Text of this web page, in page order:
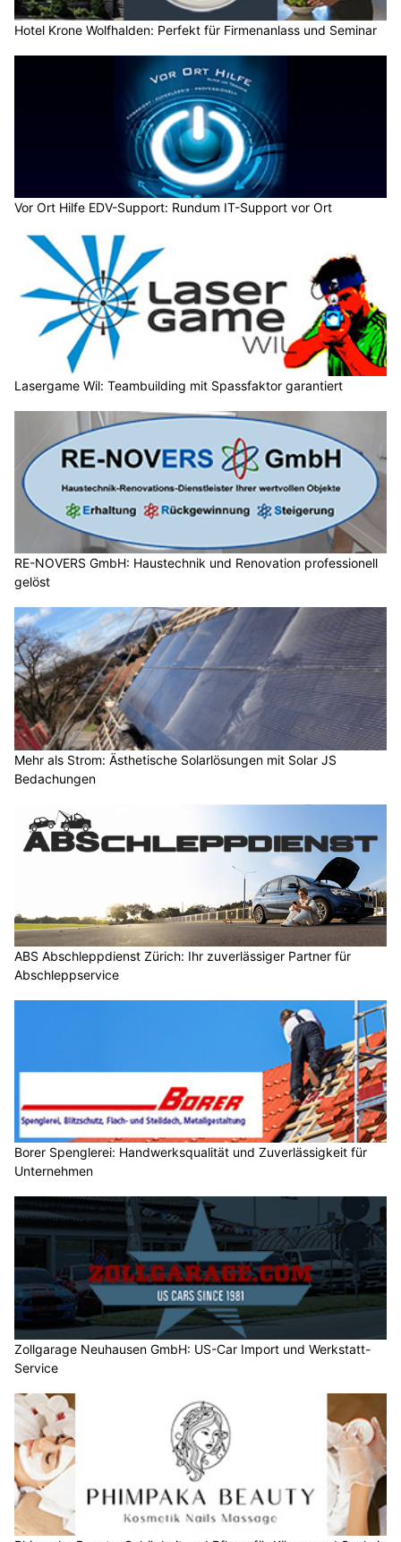
Hotel Krone Wolfhalden: Perfekt für Firmenanlass und Seminar
Vor Ort Hilfe EDV-Support: Rundum IT-Support vor Ort
Lasergame Wil: Teambuilding mit Spassfaktor garantiert
RE-NOVERS GmbH: Haustechnik und Renovation professionell
gelöst
Mehr als Strom: Ästhetische Solarlösungen mit Solar JS
Bedachungen
ABS Abschleppdienst Zürich: Ihr zuverlässiger Partner für
Abschleppservice
Borer Spenglerei: Handwerksqualität und Zuverlässigkeit für
Unternehmen
Zollgarage Neuhausen GmbH: US-Car Import und Werkstatt-
Service